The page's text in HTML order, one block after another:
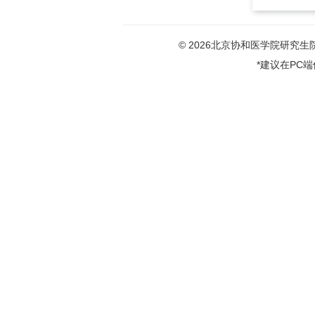
© 2026北京协和医学院研究生
*建议在PC